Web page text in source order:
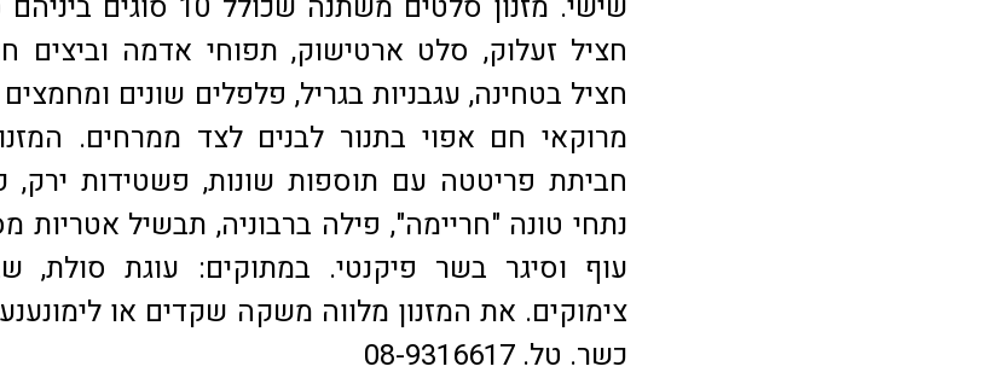
חציל זעלוק, סלט ארטישוק, תפוחי אדמה וביצים
חציל בטחינה, עגבניות בגריל, פלפלים שונים
מרוקאי חם אפוי בתנור לבנים לצד ממרחים.
חביתת פריטטה עם תוספות שונות, פשטידות ירק,
נתחי טונה "חריימה", פילה ברבוניה, תבשיל אטריות
עוף וסיגר בשר פיקנטי. במתוקים: עוגת סולת,
צימוקים. את המזנון מלווה משקה שקדים או
כשר. טל. 08-9316617